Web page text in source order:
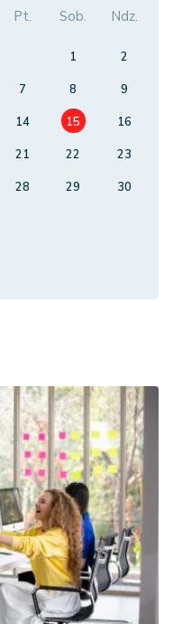
Pt. Sob. Ndz.
1
2
7 8
9
14 15
16
21 22
23
28 29
30